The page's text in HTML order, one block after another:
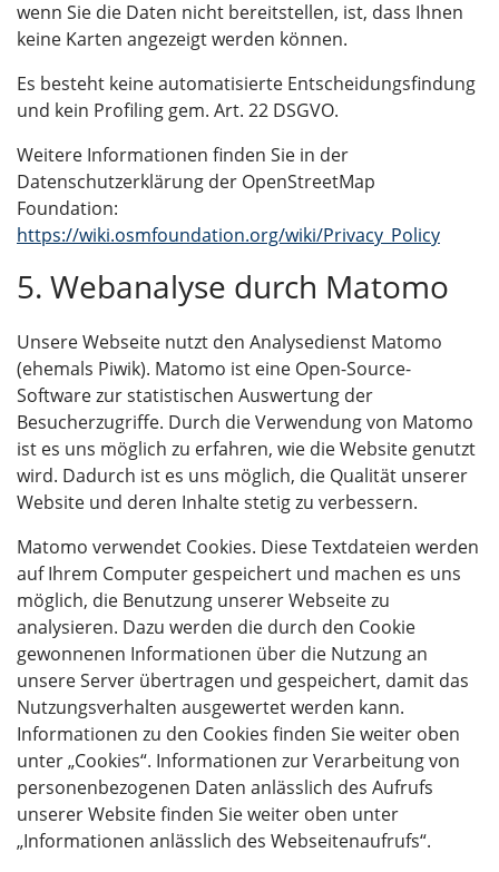
wenn Sie die Daten nicht bereitstellen, ist, dass Ihnen
keine Karten angezeigt werden können.
Es besteht keine automatisierte Entscheidungsfindung
und kein Profiling gem. Art. 22 DSGVO.
Weitere Informationen finden Sie in der
Datenschutzerklärung der OpenStreetMap
Foundation:
https://wiki.osmfoundation.org/wiki/Privacy_Policy
5. Webanalyse durch Matomo
Unsere Webseite nutzt den Analysedienst Matomo
(ehemals Piwik). Matomo ist eine Open-Source-
Software zur statistischen Auswertung der
Besucherzugriffe. Durch die Verwendung von Matomo
ist es uns möglich zu erfahren, wie die Website genutzt
wird. Dadurch ist es uns möglich, die Qualität unserer
Website und deren Inhalte stetig zu verbessern.
Matomo verwendet Cookies. Diese Textdateien werden
auf Ihrem Computer gespeichert und machen es uns
möglich, die Benutzung unserer Webseite zu
analysieren. Dazu werden die durch den Cookie
gewonnenen Informationen über die Nutzung an
unsere Server übertragen und gespeichert, damit das
Nutzungsverhalten ausgewertet werden kann.
Informationen zu den Cookies finden Sie weiter oben
unter „Cookies“. Informationen zur Verarbeitung von
personenbezogenen Daten anlässlich des Aufrufs
unserer Website finden Sie weiter oben unter
„Informationen anlässlich des Webseitenaufrufs“.